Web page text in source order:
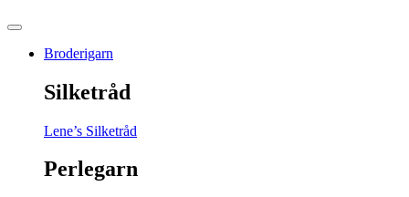
Broderigarn
Silketråd
Lene’s Silketråd
Perlegarn